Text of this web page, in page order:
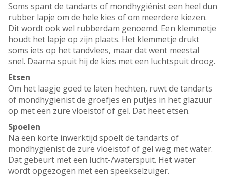
Soms spant de tandarts of mondhygiënist een heel dun
rubber lapje om de hele kies of om meerdere kiezen.
Dit wordt ook wel rubberdam genoemd. Een klemmetje
houdt het lapje op zijn plaats. Het klemmetje drukt
soms iets op het tandvlees, maar dat went meestal
snel. Daarna spuit hij de kies met een luchtspuit droog.
Etsen
Om het laagje goed te laten hechten, ruwt de tandarts
of mondhygiënist de groefjes en putjes in het glazuur
op met een zure vloeistof of gel. Dat heet etsen.
Spoelen
Na een korte inwerktijd spoelt de tandarts of
mondhygiënist de zure vloeistof of gel weg met water.
Dat gebeurt met een lucht-/waterspuit. Het water
wordt opgezogen met een speekselzuiger.